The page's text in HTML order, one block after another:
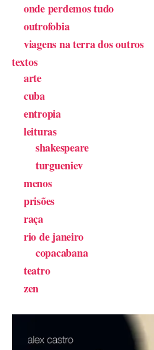
onde perdemos tudo
outrofobia
viagens na terra dos outros
textos
arte
cuba
entropia
leituras
shakespeare
turgueniev
menos
prisões
raça
rio de janeiro
copacabana
teatro
zen